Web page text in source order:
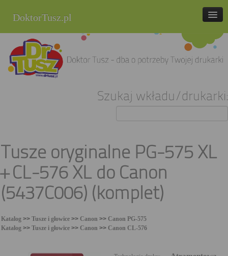
DoktorTusz.pl
tel. 857 337 337
Strona główna
Szukaj wkładu/drukarki:
Tusze oryginalne PG-575 XL
+ CL-576 XL do Canon
(5437C006) (komplet)
Katalog >> Tusze i głowice >> Canon >> Canon PG-575
Katalog >> Tusze i głowice >> Canon >> Canon CL-576